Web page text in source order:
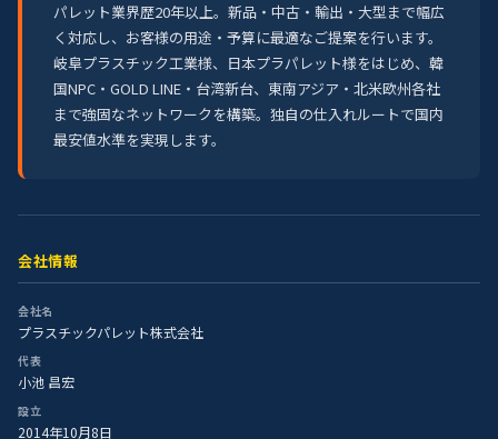
パレット業界歴20年以上。新品・中古・輸出・大型まで幅広
く対応し、お客様の用途・予算に最適なご提案を行います。
岐阜プラスチック工業様、日本プラパレット様をはじめ、韓
国NPC・GOLD LINE・台湾新台、東南アジア・北米欧州各社
まで強固なネットワークを構築。独自の仕入れルートで国内
最安値水準を実現します。
会社情報
会社名
プラスチックパレット株式会社
代表
小池 昌宏
設立
2014年10月8日